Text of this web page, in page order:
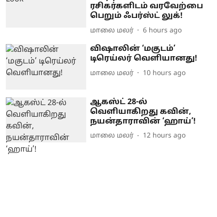
ரசிகர்களிடம் வரவேற்பை
பெறும் ஃபர்ஸ்ட் லுக்!
மாலை மலர் 6 hours ago
விஷாலின் ‘மகுடம்’
டிரெய்லர் வெளியானது!
மாலை மலர் 10 hours ago
ஆகஸ்ட் 28-ல்
வெளியாகிறது கவின்,
நயன்தாராவின் ‘ஹாய்’!
மாலை மலர் 12 hours ago